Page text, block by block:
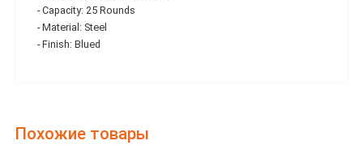
- Capacity: 25 Rounds
- Material: Steel
- Finish: Blued
Похожие товары